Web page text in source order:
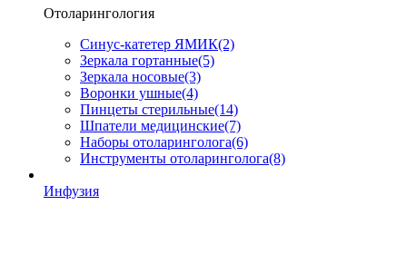
Отоларингология
Синус-катетер ЯМИК(2)
Зеркала гортанные(5)
Зеркала носовые(3)
Воронки ушные(4)
Пинцеты стерильные(14)
Шпатели медицинские(7)
Наборы отоларинголога(6)
Инструменты отоларинголога(8)
Инфузия